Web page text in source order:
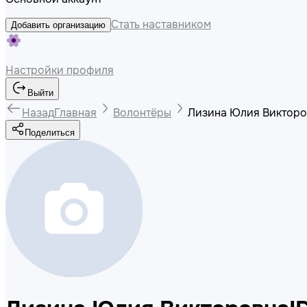
Добавить организацию Стать наставником
Настройки профиля
Выйти
НазадГлавная Волонтёры Лизина Юлия
Поделиться